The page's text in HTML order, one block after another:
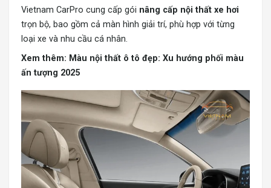
Vietnam CarPro cung cấp gói nâng cấp nội thất xe hơi
trọn bộ, bao gồm cả màn hình giải trí, phù hợp với từng
loại xe và nhu cầu cá nhân.
Xem thêm: Màu nội thất ô tô đẹp: Xu hướng phối màu
ấn tượng 2025